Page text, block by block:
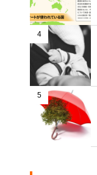
4
5